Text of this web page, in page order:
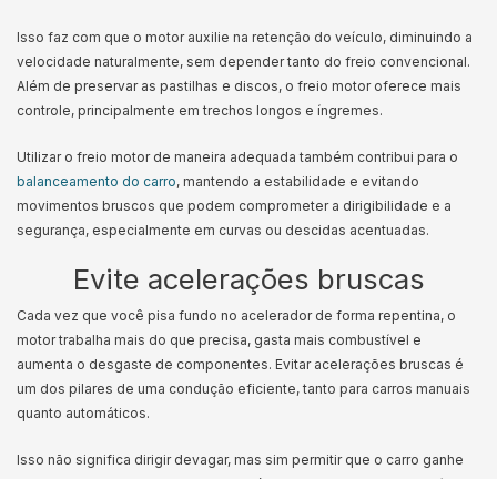
Isso faz com que o motor auxilie na retenção do veículo, diminuindo a
velocidade naturalmente, sem depender tanto do freio convencional.
Além de preservar as pastilhas e discos, o freio motor oferece mais
controle, principalmente em trechos longos e íngremes.
Utilizar o freio motor de maneira adequada também contribui para o
balanceamento do carro, mantendo a estabilidade e evitando
movimentos bruscos que podem comprometer a dirigibilidade e a
segurança, especialmente em curvas ou descidas acentuadas.
Evite acelerações bruscas
Cada vez que você pisa fundo no acelerador de forma repentina, o
motor trabalha mais do que precisa, gasta mais combustível e
aumenta o desgaste de componentes. Evitar acelerações bruscas é
um dos pilares de uma condução eficiente, tanto para carros manuais
quanto automáticos.
Isso não significa dirigir devagar, mas sim permitir que o carro ganhe